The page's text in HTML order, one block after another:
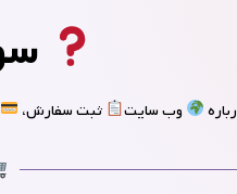
وب سایت ثبت سفارش،